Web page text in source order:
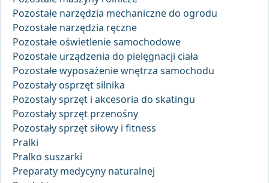
Pozostałe narzędzia mechaniczne do ogrodu
Pozostałe narzędzia ręczne
Pozostałe oświetlenie samochodowe
Pozostałe urządzenia do pielęgnacji ciała
Pozostałe wyposażenie wnętrza samochodu
Pozostały osprzęt silnika
Pozostały sprzęt i akcesoria do skatingu
Pozostały sprzęt przenośny
Pozostały sprzęt siłowy i fitness
Pralki
Pralko suszarki
Preparaty medycyny naturalnej